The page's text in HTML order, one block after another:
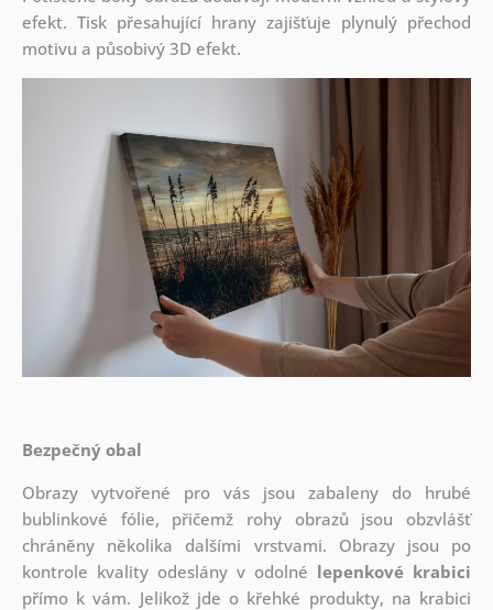
efekt. Tisk přesahující hrany zajišťuje plynulý přechod
motivu a působivý 3D efekt.
Bezpečný obal
Obrazy vytvořené pro vás jsou zabaleny do hrubé
bublinkové fólie, přičemž rohy obrazů jsou obzvlášť
chráněny několika dalšími vrstvami. Obrazy jsou po
kontrole kvality odeslány v odolné lepenkové krabici
přímo k vám. Jelikož jde o křehké produkty, na krabici